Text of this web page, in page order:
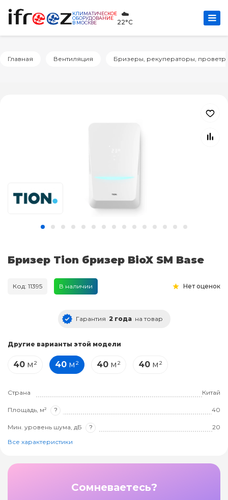
КЛИМАТИЧЕСКОЕ
ОБОРУДОВАНИЕ
В МОСКВЕ
☁️
22°C
Главная Вентиляция Бризеры, рекуператоры,
Бризер Tion бризер BioX SM Base
Код: 11395 В наличии Нет оценок
Гарантия 2 года на товар
Другие варианты этой модели
40 м² 40 м² 40 м² 40 м²
Страна Китай
Площадь, м² ? 40
Мин. уровень шума, дБ ?
20
Все характеристики
Сомневаетесь?